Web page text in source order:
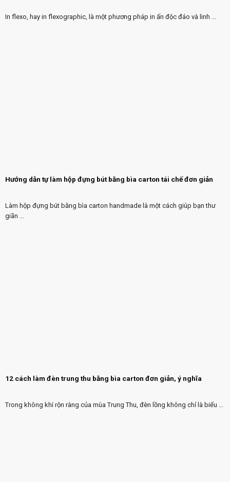
In flexo, hay in flexographic, là một phương pháp in ấn độc đáo và linh ...
Hướng dẫn tự làm hộp đựng bút bằng bìa carton tái chế đơn giản
Làm hộp đựng bút bằng bìa carton handmade là một cách giúp bạn thư
giãn ...
12 cách làm đèn trung thu bằng bìa carton đơn giản, ý nghĩa
Trong không khí rộn ràng của mùa Trung Thu, đèn lồng không chỉ là biểu ...